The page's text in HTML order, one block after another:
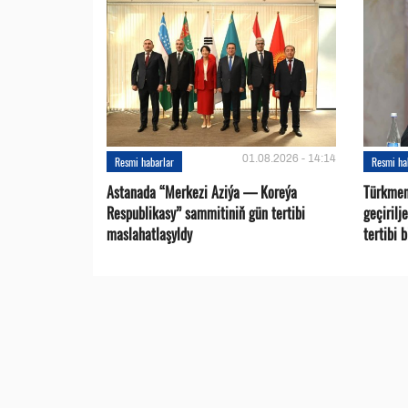
Resmi habarlar 01.08.2026 - 14:14
Astanada “Merkezi Aziýa — Koreýa
Respublikasy” sammitiniň gün tertibi
maslahatlaşyldy
Resmi
tertibi